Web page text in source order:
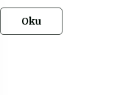
Oku